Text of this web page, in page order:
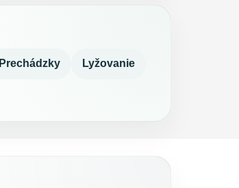
Prechádzky Lyžovanie